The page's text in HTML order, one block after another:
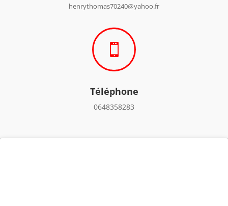
henrythomas70240@yahoo.fr

Téléphone
0648358283